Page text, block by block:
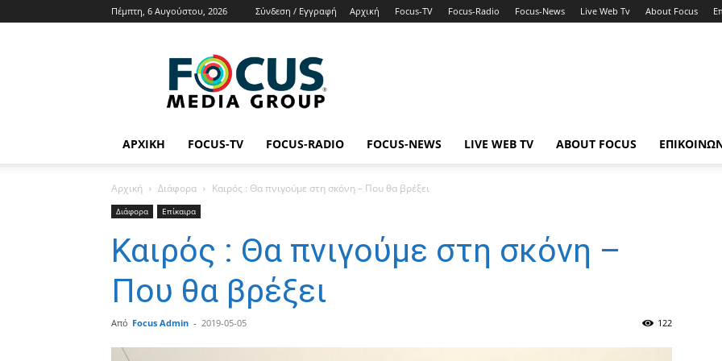
Πέμπτη, 6 Αυγούστου, 2026 Σύνδεση / Εγγραφή Αρχική Focus-TV Focus-Radio Focus-News Live Web Tv About Focus
Focus
Media
Group
Tv
News
ΑΡΧΙΚΉ FOCUS-TV FOCUS-RADIO FOCUS-NEWS LIVE WEB TV ABOUT FOCUS
Αρχική Διάφορα Καιρός : Θα πνιγούμε στη σκόνη – Που θα βρέξει
Διάφορα Επίκαιρα
Καιρός : Θα πνιγούμε στη σκόνη –
Που θα βρέξει
Από Focus Admin - 2019-05-05 122